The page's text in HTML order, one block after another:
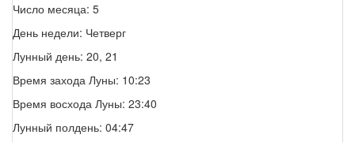
Число месяца: 5
День недели: Четверг
Лунный день: 20, 21
Время захода Луны: 10:23
Время восхода Луны: 23:40
Лунный полдень: 04:47